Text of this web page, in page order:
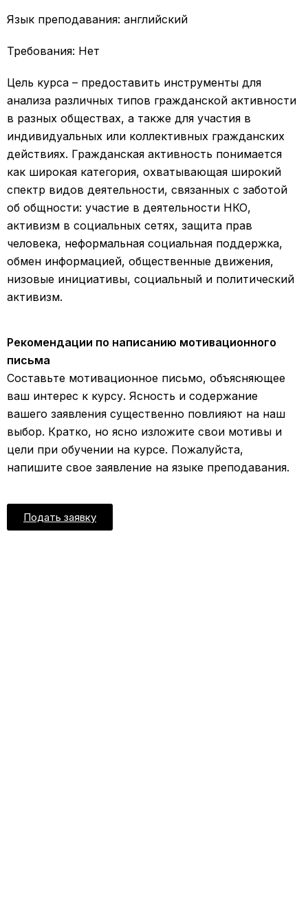
Язык преподавания: английский
Требования: Нет
Цель курса – предоставить инструменты для
анализа различных типов гражданской активности
в разных обществах, а также для участия в
индивидуальных или коллективных гражданских
действиях. Гражданская активность понимается
как широкая категория, охватывающая широкий
спектр видов деятельности, связанных с заботой
об общности: участие в деятельности НКО,
активизм в социальных сетях, защита прав
человека, неформальная социальная поддержка,
обмен информацией, общественные движения,
низовые инициативы, социальный и политический
активизм.
Рекомендации по написанию мотивационного
письма
Составьте мотивационное письмо, объясняющее
ваш интерес к курсу. Ясность и содержание
вашего заявления существенно повлияют на наш
выбор. Кратко, но ясно изложите свои мотивы и
цели при обучении на курсе. Пожалуйста,
напишите свое заявление на языке преподавания.
Подать заявку